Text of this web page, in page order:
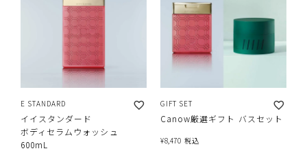
E STANDARD
イイスタンダード
ボディセラムウォッシュ
600mL
GIFT SET
Canow厳選ギフト バスセット
¥8,470 税込